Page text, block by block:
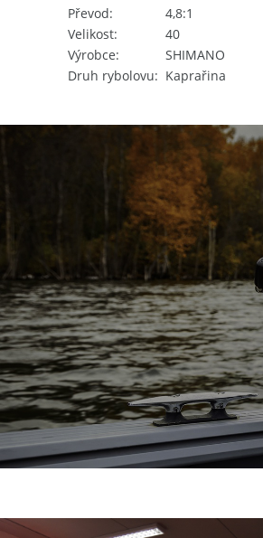
Převod
4,8:1
Velikost
40
Výrobce
SHIMANO
Druh rybolovu
Kaprařina